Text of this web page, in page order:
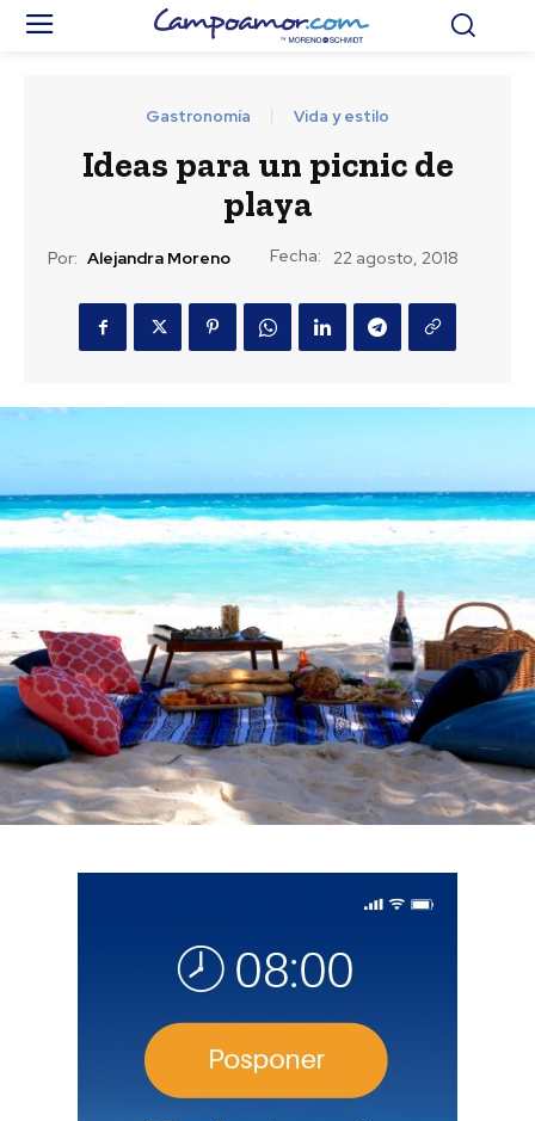
Gastronomía Vida y estilo
Ideas para un picnic de
playa
Por: Alejandra Moreno Fecha: 22 agosto, 2018